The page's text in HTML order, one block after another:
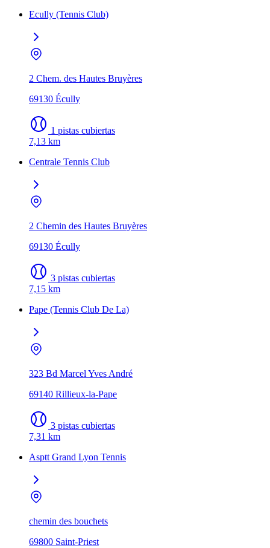
Ecully (Tennis Club)
2 Chem. des Hautes Bruyères
69130 Écully
1 pistas cubiertas
7,13 km
Centrale Tennis Club
2 Chemin des Hautes Bruyères
69130 Écully
3 pistas cubiertas
7,15 km
Pape (Tennis Club De La)
323 Bd Marcel Yves André
69140 Rillieux-la-Pape
3 pistas cubiertas
7,31 km
Asptt Grand Lyon Tennis
chemin des bouchets
69800 Saint-Priest